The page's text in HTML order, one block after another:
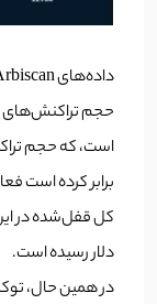
برابر کرده است
دلار رسیده است.